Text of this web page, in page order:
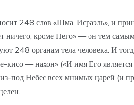
248 слов «Шма, Исраэль», и
ничего, кроме Него» — он тем
248 органам тела человека. И
— нахон» («И имя Его является
под Небес всех мнимых царей (и